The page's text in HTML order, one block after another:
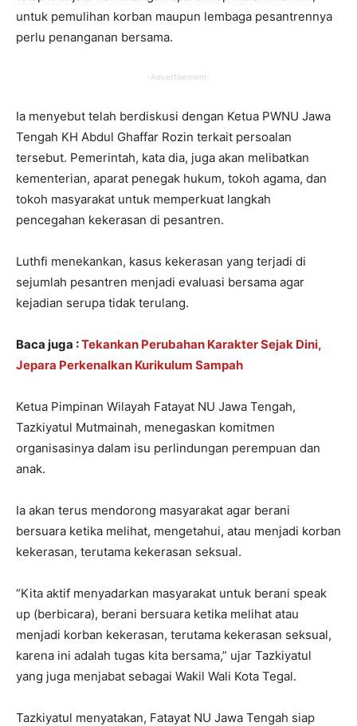
untuk pemulihan korban maupun lembaga pesantrennya
perlu penanganan bersama.
-Advertisement-
Ia menyebut telah berdiskusi dengan Ketua PWNU Jawa
Tengah KH Abdul Ghaffar Rozin terkait persoalan
tersebut. Pemerintah, kata dia, juga akan melibatkan
kementerian, aparat penegak hukum, tokoh agama, dan
tokoh masyarakat untuk memperkuat langkah
pencegahan kekerasan di pesantren.
Luthfi menekankan, kasus kekerasan yang terjadi di
sejumlah pesantren menjadi evaluasi bersama agar
kejadian serupa tidak terulang.
Baca juga :Tekankan Perubahan Karakter Sejak Dini,
Jepara Perkenalkan Kurikulum Sampah
Ketua Pimpinan Wilayah Fatayat NU Jawa Tengah,
Tazkiyatul Mutmainah, menegaskan komitmen
organisasinya dalam isu perlindungan perempuan dan
anak.
Ia akan terus mendorong masyarakat agar berani
bersuara ketika melihat, mengetahui, atau menjadi korban
kekerasan, terutama kekerasan seksual.
“Kita aktif menyadarkan masyarakat untuk berani speak
up (berbicara), berani bersuara ketika melihat atau
menjadi korban kekerasan, terutama kekerasan seksual,
karena ini adalah tugas kita bersama,” ujar Tazkiyatul
yang juga menjabat sebagai Wakil Wali Kota Tegal.
Tazkiyatul menyatakan, Fatayat NU Jawa Tengah siap